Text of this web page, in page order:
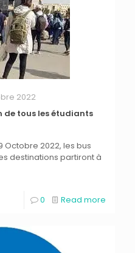
2022
tous les étudiants
2022, les bus
destinations partiront à
0 Read more